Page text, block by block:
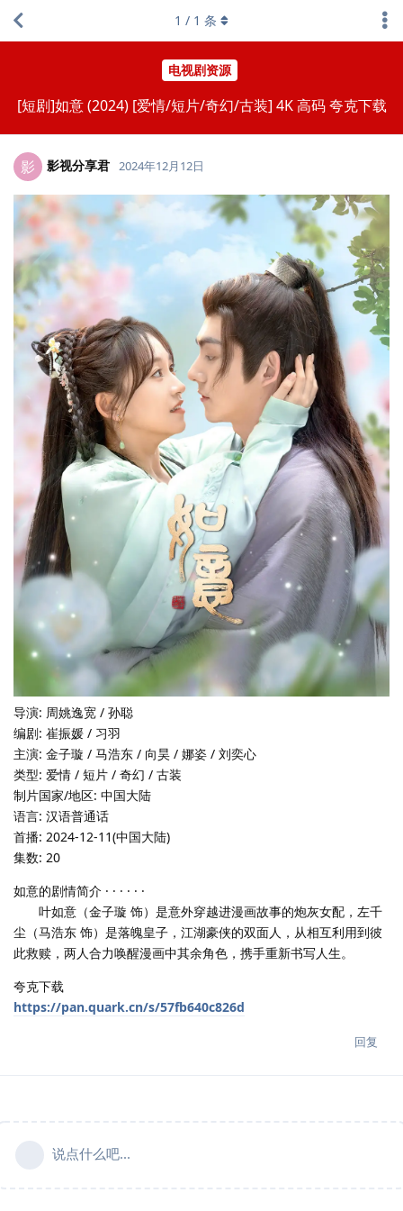
电视剧资源
[短剧]如意 (2024) [爱情/短片/奇幻/古装] 4K 高码 夸克下载
1 / 1 条
影 影视分享君 2024年12月12日
导演: 周姚逸宽 / 孙聪
编剧: 崔振媛 / 习羽
主演: 金子璇 / 马浩东 / 向昊 / 娜姿 / 刘奕心
类型: 爱情 / 短片 / 奇幻 / 古装
制片国家/地区: 中国大陆
语言: 汉语普通话
首播: 2024-12-11(中国大陆)
集数: 20
如意的剧情简介 · · · · · ·
叶如意（金子璇 饰）是意外穿越进漫画故事的炮灰女配，左千
尘（马浩东 饰）是落魄皇子，江湖豪侠的双面人，从相互利用到彼
此救赎，两人合力唤醒漫画中其余角色，携手重新书写人生。
夸克下载
https://pan.quark.cn/s/57fb640c826d
回复
说点什么吧...